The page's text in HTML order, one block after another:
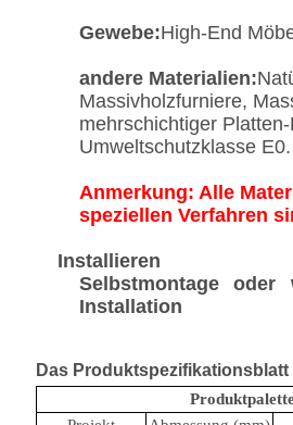
Gewebe:High-End
andere Materialien:
Massivholzfurniere,
mehrschichtiger
Umweltschutzklasse E0.
Anmerkung: Alle
speziellen Verfahren
Installieren
Selbstmontage
Installation
Das Produktspezifikationsblatt